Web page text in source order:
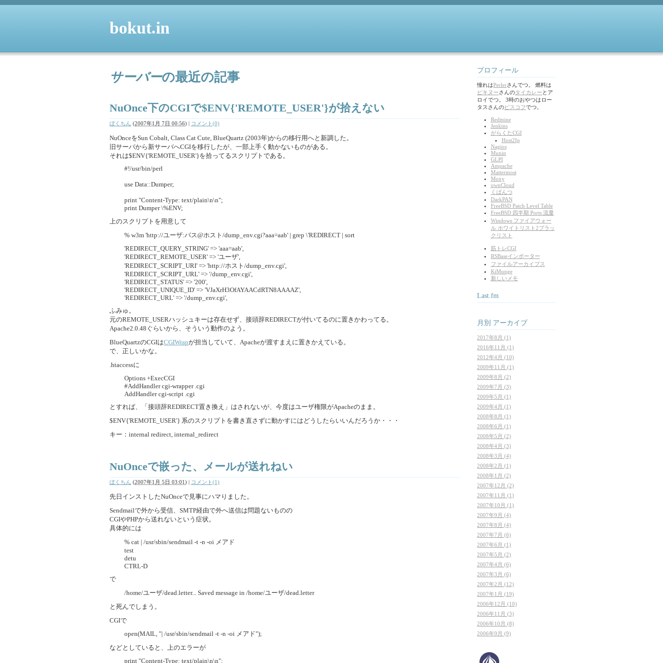
bokut.in
サーバーの最近の記事
NuOnce下のCGIで$ENV{'REMOTE_USER'}が拾えない
ぼくちん (2007年1月 7日 00:56) | コメント(0)
NuOnceをSun Cobalt, Class Cat Cute, BlueQuartz (2003年)からの移行用へと新調した。
旧サーバから新サーバへCGIを移行したが、一部上手く動かないものがある。
それは$ENV{'REMOTE_USER'}を拾ってるスクリプトである。
#!/usr/bin/perl
use Data::Dumper;
print "Content-Type: text/plain\n\n";
print Dumper \%ENV;
上のスクリプトを用意して
% w3m 'http://ユーザ:パス@ホスト/dump_env.cgi?aaa=aab' | grep \'REDIRECT | sort
'REDIRECT_QUERY_STRING' => 'aaa=aab',
'REDIRECT_REMOTE_USER' => 'ユーザ',
'REDIRECT_SCRIPT_URI' => 'http://ホスト/dump_env.cgi',
'REDIRECT_SCRIPT_URL' => '/dump_env.cgi',
'REDIRECT_STATUS' => '200',
'REDIRECT_UNIQUE_ID' => 'VJaXrH3OfAYAACdRTN8AAAAZ',
'REDIRECT_URL' => '/dump_env.cgi',
ふみゅ。
元のREMOTE_USERハッシュキーは存在せず、接頭辞REDIRECTが付いてるのに置きかわってる。
Apache2.0.48ぐらいから、そういう動作のよう。
BlueQuartzのCGIはCGIWrapが担当していて、Apacheが渡すまえに置きかえている。
で、正しいかな。
.htaccessに
Options +ExecCGI
#AddHandler cgi-wrapper .cgi
AddHandler cgi-script .cgi
とすれば、「接頭辞REDIRECT置き換え」はされないが、今度はユーザ権限がApacheのまま。
$ENV{'REMOTE_USER'} 系のスクリプトを書き直さずに動かすにはどうしたらいいんだろうか・・・
キー：internal redirect, internal_redirect
NuOnceで嵌った、メールが送れねい
ぼくちん (2007年1月 5日 03:01) | コメント(1)
先日インストしたNuOnceで見事にハマりました。
Sendmailで外から受信、SMTP経由で外へ送信は問題ないものの
CGIやPHPから送れないという症状。
具体的には
% cat | /usr/sbin/sendmail -t -n -oi メアド
test
detu
CTRL-D
で
/home/ユーザ/dead.letter... Saved message in /home/ユーザ/dead.letter
と死んでしまう。
CGIで
open(MAIL, "| /usr/sbin/sendmail -t -n -oi メアド");
などとしていると、上のエラーが
print "Content-Type: text/plain\n\n";
プロフィール
憧れはPerlerさんでつ。 燃料は
ピキヌーさんのタイカレー とア
ロイでつ。 3時のおやつはロー
タスさんのビスコフでつ。
Redmine
Jenkins
がらくたCGI
Host2Ip
Nagios
Munin
GLPI
Ampache
Mattermost
Moxy
ownCloud
くぱんつ
DarkPAN
FreeBSD Patch Level Table
FreeBSD 四半期 Ports 流量
Windows ファイアウォー
ル ホワイトリスト2ブラッ
クリスト
筋トレCGI
RSBaseインポーター
ファイルアーカイブス
KiMunge
新しいメモ
Last.fm
月別 アーカイブ
2017年8月 (1)
2016年11月 (1)
2012年4月 (10)
2009年11月 (1)
2009年8月 (2)
2009年7月 (3)
2009年5月 (1)
2009年4月 (1)
2008年8月 (1)
2008年6月 (1)
2008年5月 (2)
2008年4月 (3)
2008年3月 (4)
2008年2月 (1)
2008年1月 (2)
2007年12月 (2)
2007年11月 (1)
2007年10月 (1)
2007年9月 (4)
2007年8月 (4)
2007年7月 (6)
2007年6月 (1)
2007年5月 (2)
2007年4月 (6)
2007年3月 (6)
2007年2月 (12)
2007年1月 (19)
2006年12月 (10)
2006年11月 (3)
2006年10月 (8)
2006年9月 (9)